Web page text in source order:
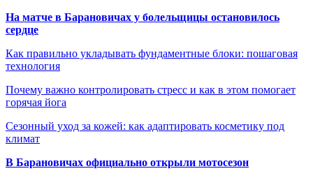
На матче в Барановичах у болельщицы остановилось
сердце
Как правильно укладывать фундаментные блоки: пошаговая
технология
Почему важно контролировать стресс и как в этом помогает
горячая йога
Сезонный уход за кожей: как адаптировать косметику под
климат
В Барановичах официально открыли мотосезон